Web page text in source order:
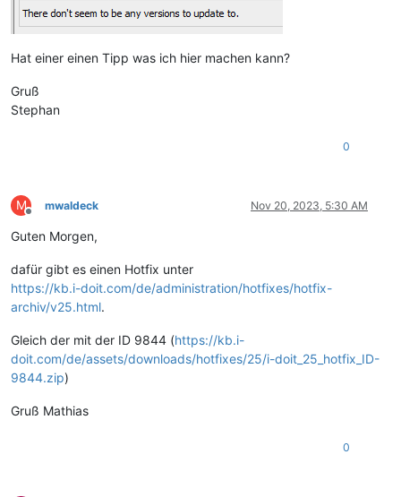
Hat einer einen Tipp was ich hier machen kann?
Gruß
Stephan
0
M
Offline
mwaldeck Nov 20, 2023, 5:30 AM
Guten Morgen,
dafür gibt es einen Hotfix unter
https://kb.i-doit.com/de/administration/hotfixes/hotfix-
archiv/v25.html.
Gleich der mit der ID 9844 (https://kb.i-
doit.com/de/assets/downloads/hotfixes/25/i-doit_25_hotfix_ID-
9844.zip)
Gruß Mathias
0